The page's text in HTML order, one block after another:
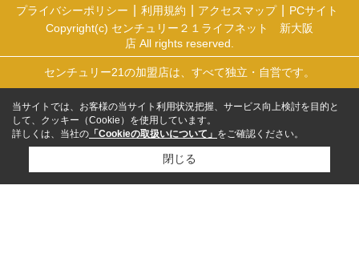
プライバシーポリシー 利用規約 アクセスマップ
PCサイト
Copyright(c) センチュリー２１ライフネット 新大阪
店 All rights reserved.
センチュリー21の加盟店は、すべて独立・自営です。
当サイトでは、お客様の当サイト利用状況把握、サービス向上検討を目的と
して、クッキー（Cookie）を使用しています。
詳しくは、当社の 「Cookieの取扱いについて」 をご確認ください。
閉じる